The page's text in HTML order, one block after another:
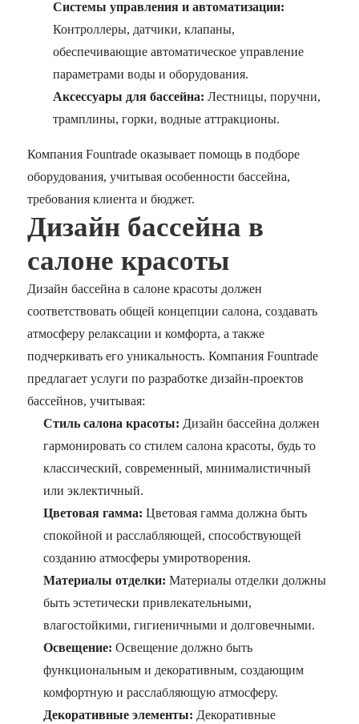
Системы управления и автоматизации:
Контроллеры, датчики, клапаны,
обеспечивающие автоматическое управление
параметрами воды и оборудования.
Аксессуары для бассейна: Лестницы, поручни,
трамплины, горки, водные аттракционы.
Компания Fountrade оказывает помощь в подборе
оборудования, учитывая особенности бассейна,
требования клиента и бюджет.
Дизайн бассейна в
салоне красоты
Дизайн бассейна в салоне красоты должен
соответствовать общей концепции салона, создавать
атмосферу релаксации и комфорта, а также
подчеркивать его уникальность. Компания Fountrade
предлагает услуги по разработке дизайн-проектов
бассейнов, учитывая:
Стиль салона красоты: Дизайн бассейна должен
гармонировать со стилем салона красоты, будь то
классический, современный, минималистичный
или эклектичный.
Цветовая гамма: Цветовая гамма должна быть
спокойной и расслабляющей, способствующей
созданию атмосферы умиротворения.
Материалы отделки: Материалы отделки должны
быть эстетически привлекательными,
влагостойкими, гигиеничными и долговечными.
Освещение: Освещение должно быть
функциональным и декоративным, создающим
комфортную и расслабляющую атмосферу.
Декоративные элементы: Декоративные